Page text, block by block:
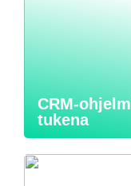
CRM-
tukena